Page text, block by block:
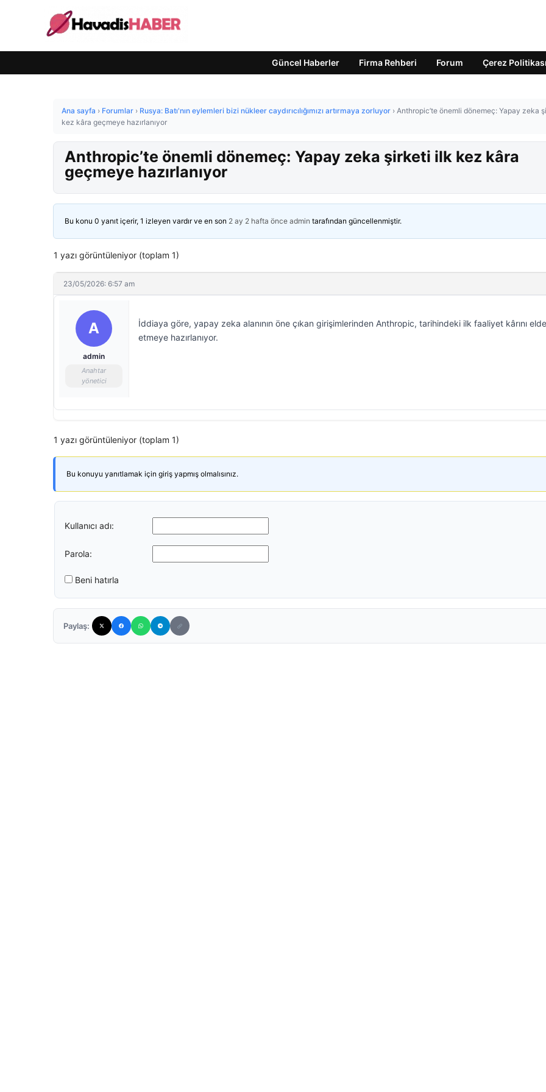
Güncel Haberler Firma Rehberi Forum Çerez Politikası
Ana sayfa › Forumlar › Rusya: Batı'nın eylemleri bizi nükleer caydırıcılığımızı artırmaya zorluyor › Anthropic’te önemli dönemeç: Yapay zeka
kez kâra geçmeye hazırlanıyor
Anthropic’te önemli dönemeç: Yapay zeka şirketi ilk kez kâra
geçmeye hazırlanıyor
Bu konu 0 yanıt içerir, 1 izleyen vardır ve en son 2 ay 2 hafta önce admin tarafından güncellenmiştir.
1 yazı görüntüleniyor (toplam 1)
23/05/2026: 6:57 am
A
admin
Anahtar
yönetici
İddiaya göre, yapay zeka alanının öne çıkan girişimlerinden Anthropic, tarihindeki ilk faaliyet kârını elde
etmeye hazırlanıyor.
1 yazı görüntüleniyor (toplam 1)
Bu konuyu yanıtlamak için giriş yapmış olmalısınız.
Kullanıcı adı:
Parola:
Beni hatırla
Paylaş: